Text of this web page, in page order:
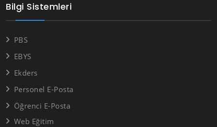
Bilgi Sistemleri
PBS
EBYS
Ekders
Personel E-Posta
Öğrenci E-Posta
Web Eğitim